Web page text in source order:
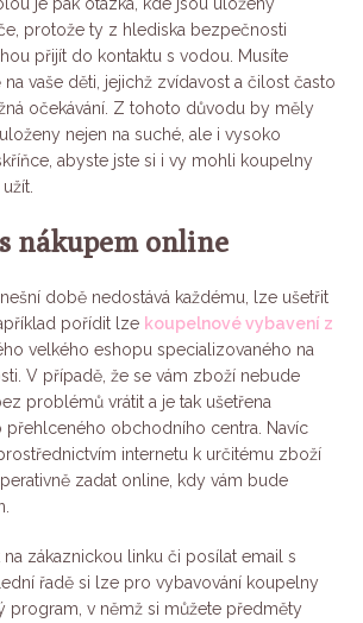
protože ty z hlediska bezpečnosti
přijít do kontaktu s vodou. Musíte
vaše děti, jejichž zvídavost a čilost často
očekávání. Z tohoto důvodu by měly
nejen na suché, ale i vysoko
abyste jste si i vy mohli koupelny
nákupem online
době nedostává každému, lze ušetřit
pořídit lze koupelnové vybavení z
velkého eshopu specializovaného na
V případě, že se vám zboží nebude
problémů vrátit a je tak ušetřena
přehlceného obchodního centra. Navíc
internetu k určitému zboží
zadat online, kdy vám bude
na zákaznickou linku či posílat email s
řadě si lze pro vybavování koupelny
program, v němž si můžete předměty